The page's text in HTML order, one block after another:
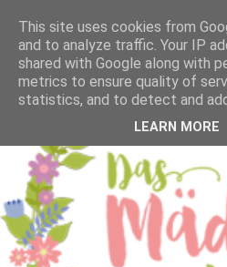
This site uses cookies from
and to analyze traffic. Your IP
shared with Google along with
metrics to ensure quality of
statistics, and to detect and
LEARN MORE